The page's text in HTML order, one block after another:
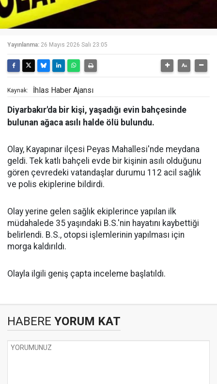
Yayınlanma: 26 Mayıs 2026 Salı 23:05
Kaynak: İhlas Haber Ajansı
Diyarbakır'da bir kişi, yaşadığı evin bahçesinde
bulunan ağaca asılı halde ölü bulundu.
Olay, Kayapınar ilçesi Peyas Mahallesi'nde meydana
geldi. Tek katlı bahçeli evde bir kişinin asılı olduğunu
gören çevredeki vatandaşlar durumu 112 acil sağlık
ve polis ekiplerine bildirdi.
Olay yerine gelen sağlık ekiplerince yapılan ilk
müdahalede 35 yaşındaki B.S.'nin hayatını kaybettiği
belirlendi. B.S., otopsi işlemlerinin yapılması için
morga kaldırıldı.
Olayla ilgili geniş çapta inceleme başlatıldı.
HABERE YORUM KAT